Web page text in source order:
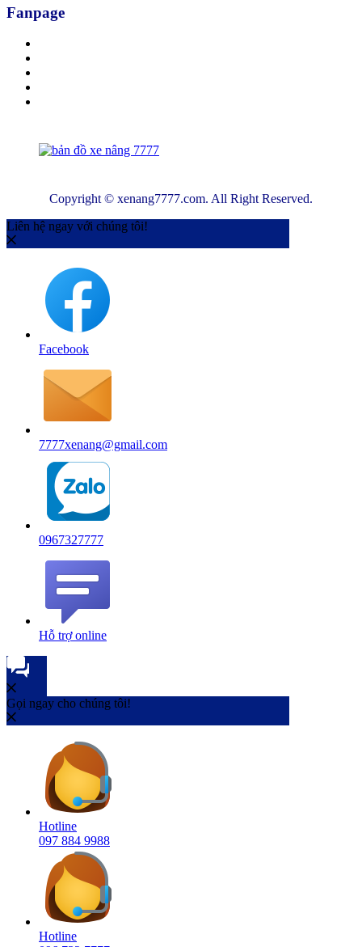
Fanpage
Copyright © xenang7777.com. All Right Reserved.
Liên hệ ngay với chúng tôi!
Facebook
7777xenang@gmail.com
0967327777
Hỗ trợ online
Gọi ngay cho chúng tôi!
Hotline
097 884 9988
Hotline